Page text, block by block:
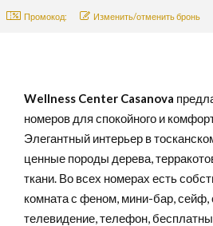
Промокод: Изменить/отменить бронь
Wellness Center Casanova
номеров для спокойного и
Элегантный интерьер в
ценные породы дерева,
ткани. Во всех номерах есть
комната с феном, мини-бар, сейф,
телевидение, телефон,